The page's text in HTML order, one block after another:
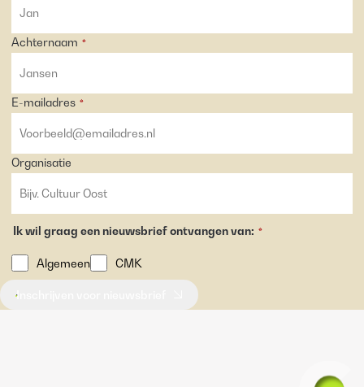
Achternaam *
E-mailadres *
Organisatie
Ik wil graag een nieuwsbrief ontvangen van: *
Algemeen CMK
Inschrijven voor nieuwsbrief